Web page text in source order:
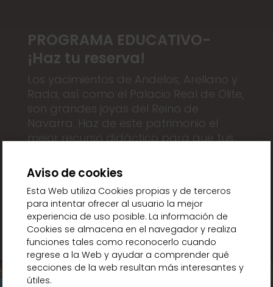
PROGRAMA EDUCATIVO-
¡Haz tu reserva!
Los yacimientos de Andelos, Arellano y
Rada, así como el Palacio Real de Olite,
son grandes joyas del Reino de
Navarra. Haz de este patrimonio el
mejor recurso didáctico para que tus
disfruten nuestra historia.
INFO Y RESERVAS
Aviso de cookies
Esta Web utiliza Cookies propias y de terceros
para intentar ofrecer al usuario la mejor
experiencia de uso posible. La información de
Cookies se almacena en el navegador y realiza
funciones tales como reconocerlo cuando
regrese a la Web y ayudar a comprender qué
secciones de la web resultan más interesantes y
útiles.